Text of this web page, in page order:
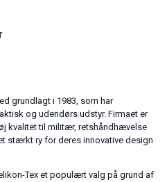
grundlagt i 1983, som har
og udendørs udstyr. Firmaet er
kvalitet til militær, retshåndhævelse
stærkt ry for deres innovative design
Tex et populært valg på grund af